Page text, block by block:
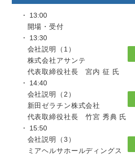
13:00
開場・受付
13:30
会社説明（1）
株式会社アサンテ
代表取締役社長 宮内 征 氏
14:40
会社説明（2）
新田ゼラチン株式会社
代表取締役社長 竹宮 秀典 氏
15:50
会社説明（3）
ミアヘルサホールディングス